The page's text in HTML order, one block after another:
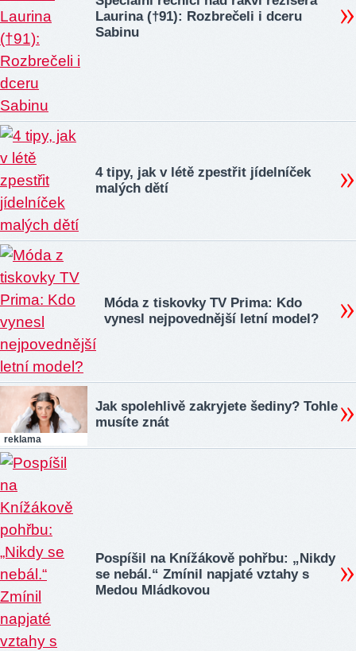
Laurina (†91): Rozbrečeli i dceru
Sabinu
4 tipy, jak v létě zpestřit jídelníček
malých dětí
Móda z tiskovky TV Prima: Kdo
vynesl nejpovednější letní model?
reklama
Jak spolehlivě zakryjete šediny? Tohle
musíte znát
Pospíšil na Knížákově pohřbu: „Nikdy
se nebál.“ Zmínil napjaté vztahy s
Medou Mládkovou